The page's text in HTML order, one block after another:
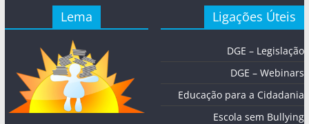
Lema Ligações Úteis
DGE – Legislação
DGE – Webinars
Educação para a Cidadania
Escola sem Bullying